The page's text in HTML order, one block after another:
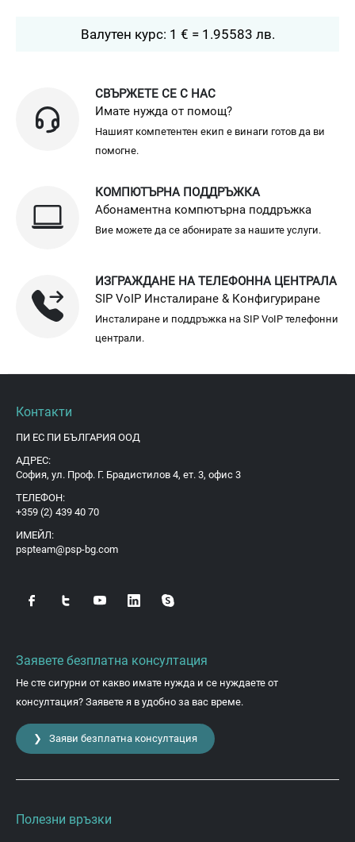
Валутен курс: 1 € = 1.95583 лв.
СВЪРЖЕТЕ СЕ С НАС
Имате нужда от помощ?
Нашият компетентен екип е винаги готов да ви
помогне.
КОМПЮТЪРНА ПОДДРЪЖКА
Абонаментна компютърна поддръжка
Вие можете да се абонирате за нашите услуги.
ИЗГРАЖДАНЕ НА ТЕЛЕФОННА ЦЕНТРАЛА
SIP VoIP Инсталиране & Конфигуриране
Инсталиране и поддръжка на SIP VoIP телефонни
централи.
Контакти
ПИ ЕС ПИ БЪЛГАРИЯ ООД
АДРЕС:
София, ул. Проф. Г. Брадистилов 4, ет. 3, офис 3
ТЕЛЕФОН:
+359 (2) 439 40 70
ИМЕЙЛ:
pspteam@psp-bg.com
Заявете безплатна консултация
Не сте сигурни от какво имате нужда и се нуждаете от
консултация? Заявете я в удобно за вас време.
❯ Заяви безплатна консултация
Полезни връзки